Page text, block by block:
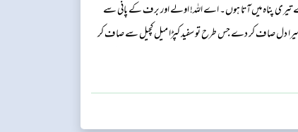
پناہ میں آتا ہوں۔ اے اللہ! اولے اور برف کے پانی سے
دل صاف کر دے جس طرح تو سفید کپڑا میل کچیل سے صاف کر